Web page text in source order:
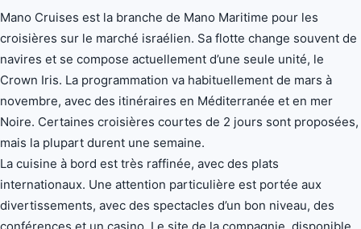
Mano Cruises est la branche de Mano Maritime pour les
croisières sur le marché israélien. Sa flotte change souvent de
navires et se compose actuellement d’une seule unité, le
Crown Iris. La programmation va habituellement de mars à
novembre, avec des itinéraires en Méditerranée et en mer
Noire. Certaines croisières courtes de 2 jours sont proposées,
mais la plupart durent une semaine.
La cuisine à bord est très raffinée, avec des plats
internationaux. Une attention particulière est portée aux
divertissements, avec des spectacles d’un bon niveau, des